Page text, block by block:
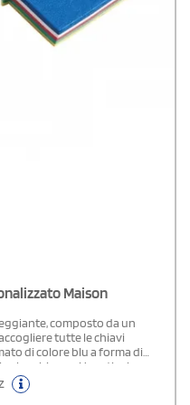
Maison
composto da un
tutte le chiavi
di colore blu a forma di
bianco. Un articolo
immobiliari che vogliono
con il proprio